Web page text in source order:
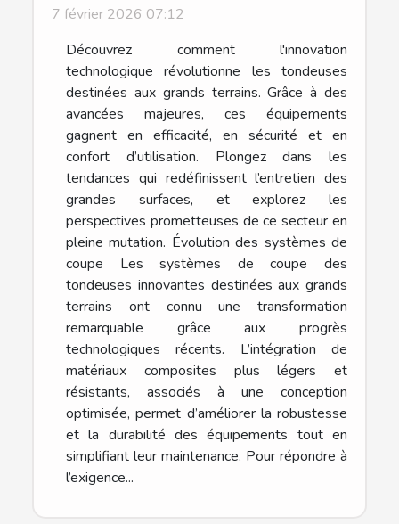
7 février 2026 07:12
Découvrez comment l'innovation
technologique révolutionne les tondeuses
destinées aux grands terrains. Grâce à des
avancées majeures, ces équipements
gagnent en efficacité, en sécurité et en
confort d’utilisation. Plongez dans les
tendances qui redéfinissent l’entretien des
grandes surfaces, et explorez les
perspectives prometteuses de ce secteur en
pleine mutation. Évolution des systèmes de
coupe Les systèmes de coupe des
tondeuses innovantes destinées aux grands
terrains ont connu une transformation
remarquable grâce aux progrès
technologiques récents. L’intégration de
matériaux composites plus légers et
résistants, associés à une conception
optimisée, permet d’améliorer la robustesse
et la durabilité des équipements tout en
simplifiant leur maintenance. Pour répondre à
l’exigence...